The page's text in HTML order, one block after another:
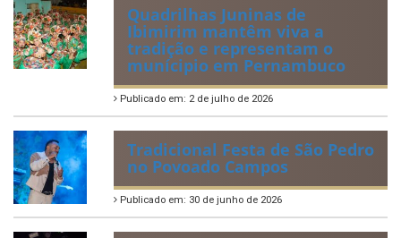
Quadrilhas Juninas de
Ibimirim mantêm viva a
tradição e representam o
munícipio em Pernambuco
Publicado em: 2 de julho de 2026
Tradicional Festa de São Pedro
no Povoado Campos
Publicado em: 30 de junho de 2026